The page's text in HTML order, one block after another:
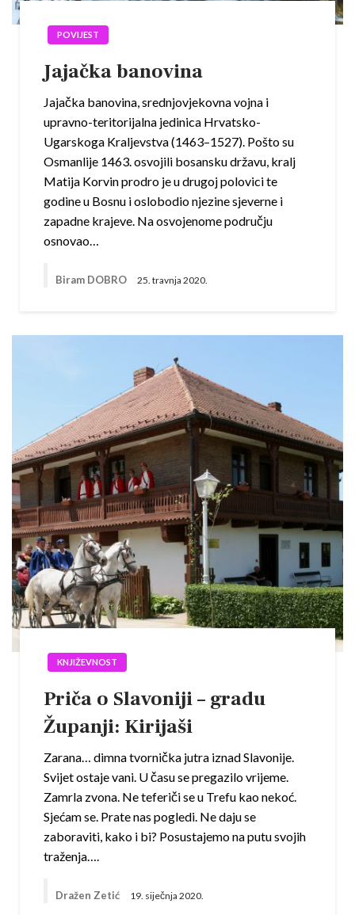
POVIJEST
Jajačka banovina
Jajačka banovina, srednjovjekovna vojna i
upravno-teritorijalna jedinica Hrvatsko-
Ugarskoga Kraljevstva (1463–1527). Pošto su
Osmanlije 1463. osvojili bosansku državu, kralj
Matija Korvin prodro je u drugoj polovici te
godine u Bosnu i oslobodio njezine sjeverne i
zapadne krajeve. Na osvojenome području
osnovao…
Biram DOBRO 25. travnja 2020.
KNJIŽEVNOST
Priča o Slavoniji – gradu
Županji: Kirijaši
Zarana… dimna tvornička jutra iznad Slavonije.
Svijet ostaje vani. U času se pregazilo vrijeme.
Zamrla zvona. Ne teferiči se u Trefu kao nekoć.
Sjećam se. Prate nas pogledi. Ne daju se
zaboraviti, kako i bi? Posustajemo na putu svojih
traženja….
Dražen Zetić 19. siječnja 2020.